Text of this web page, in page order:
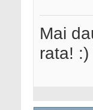
Mai
rata!